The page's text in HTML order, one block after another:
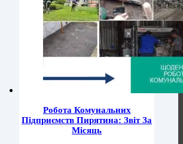
Робота Комунальних
Підприємств Пирятина: Звіт За
Місяць